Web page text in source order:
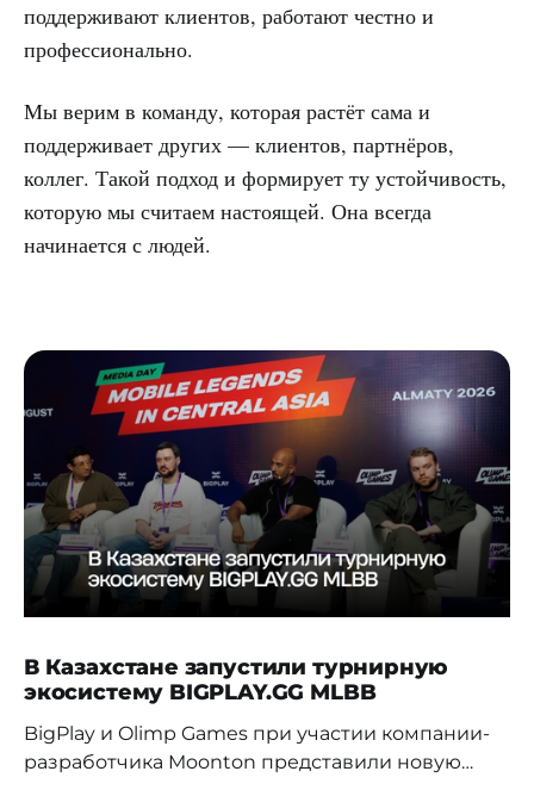
поддерживают клиентов, работают честно и
профессионально.
Мы верим в команду, которая растёт сама и
поддерживает других — клиентов, партнёров,
коллег. Такой подход и формирует ту устойчивость,
которую мы считаем настоящей. Она всегда
начинается с людей.
В Казахстане запустили турнирную
экосистему BIGPLAY.GG MLBB
BigPlay и Olimp Games при участии компании-
разработчика Moonton представили новую